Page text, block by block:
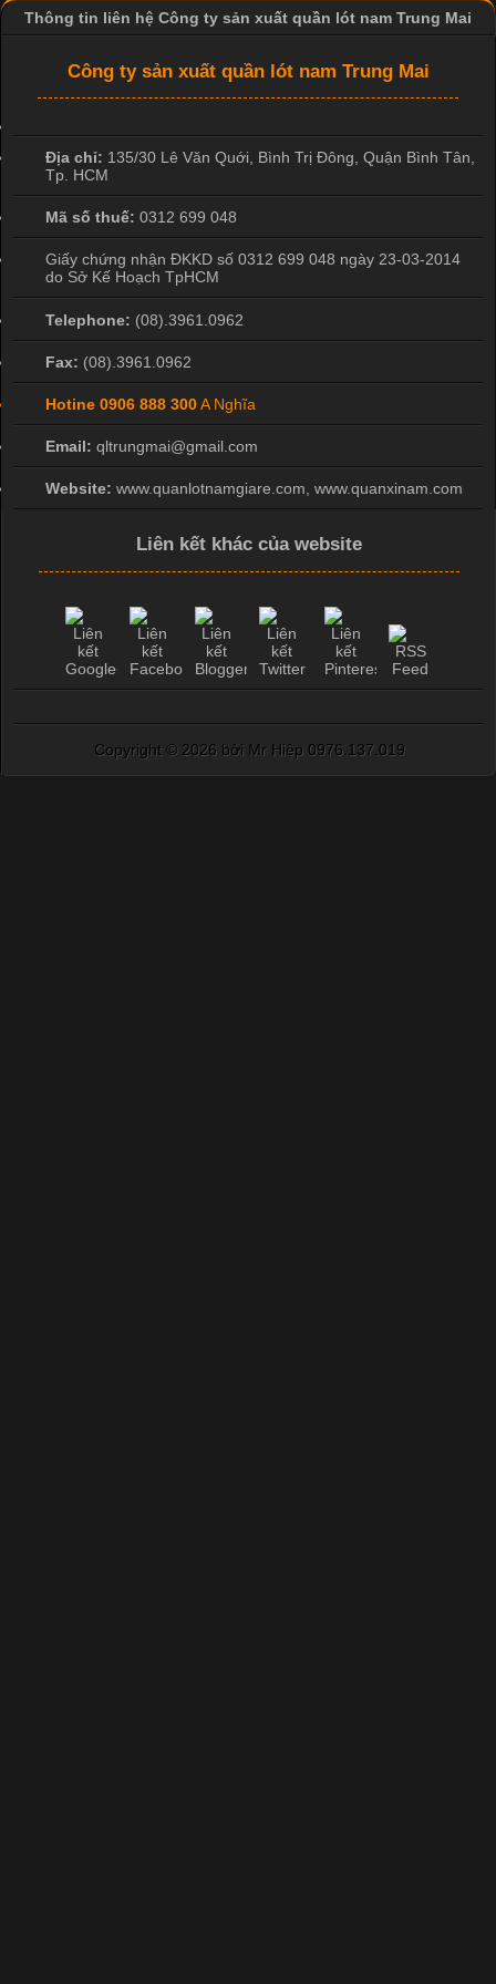
Công Nghệ In Chuyển Nhiệt Trong Ngành Thời Trang Hiện
In Chuyển Nhiệt Là Gì? Công Nghệ In Hiện Đại Trong Ngành
May Mặc Trong ngành in ấn và thời trang, in chuyển nhiệt đang
là một trong những công nghệ phổ biến nhờ khả năng tạo ra
hình ảnh sắc nét và bền màu. Đặc biệt, kỹ thuật này được ứng
Thông tin liên hệ Công ty sản xuất quần lót nam Trung Mai
Công ty sản xuất quần lót nam Trung Mai
Địa chỉ: 135/30 Lê Văn Quới, Bình Trị Đông Quận Bình Tân
Tp. HCM
Mã số thuế: 0312 699 048
Giấy chứng nhận ĐKKD số 0312 699 048 ngày 23-03-2014
do Sở Kế Hoạch TpHCM
Telephone: (08).3961.0962
Fax: (08).3961.0962
Hotine 0906 888 300A Nghĩa
Email: qltrungmai@gmail.com
Website: www.quanlotnamgiare.com, www.quanxinam.com
Liên kết khác của website
Copyright © 2026 bởi Mr Hiệp 0976.137.019